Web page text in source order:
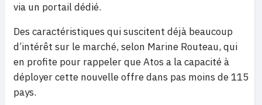
via un portail dédié.
Des caractéristiques qui suscitent déjà beaucoup
d’intérêt sur le marché, selon Marine Routeau, qui
en profite pour rappeler que Atos a la capacité à
déployer cette nouvelle offre dans pas moins de 115
pays.